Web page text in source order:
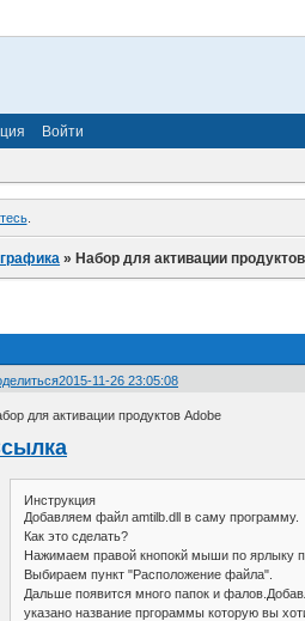
Войти
.
»Набор для активации
2015-11-26 23:05:08
для активации продуктов Adobe
Инструкция
Добавляем файл amtilb.dll в саму программу.
Как это сделать?
Нажимаем правой кнопокй мыши по ярлыку
Выбираем пункт "Расположение файла".
Дальше появится много папок и
указано название пргораммы которую вы